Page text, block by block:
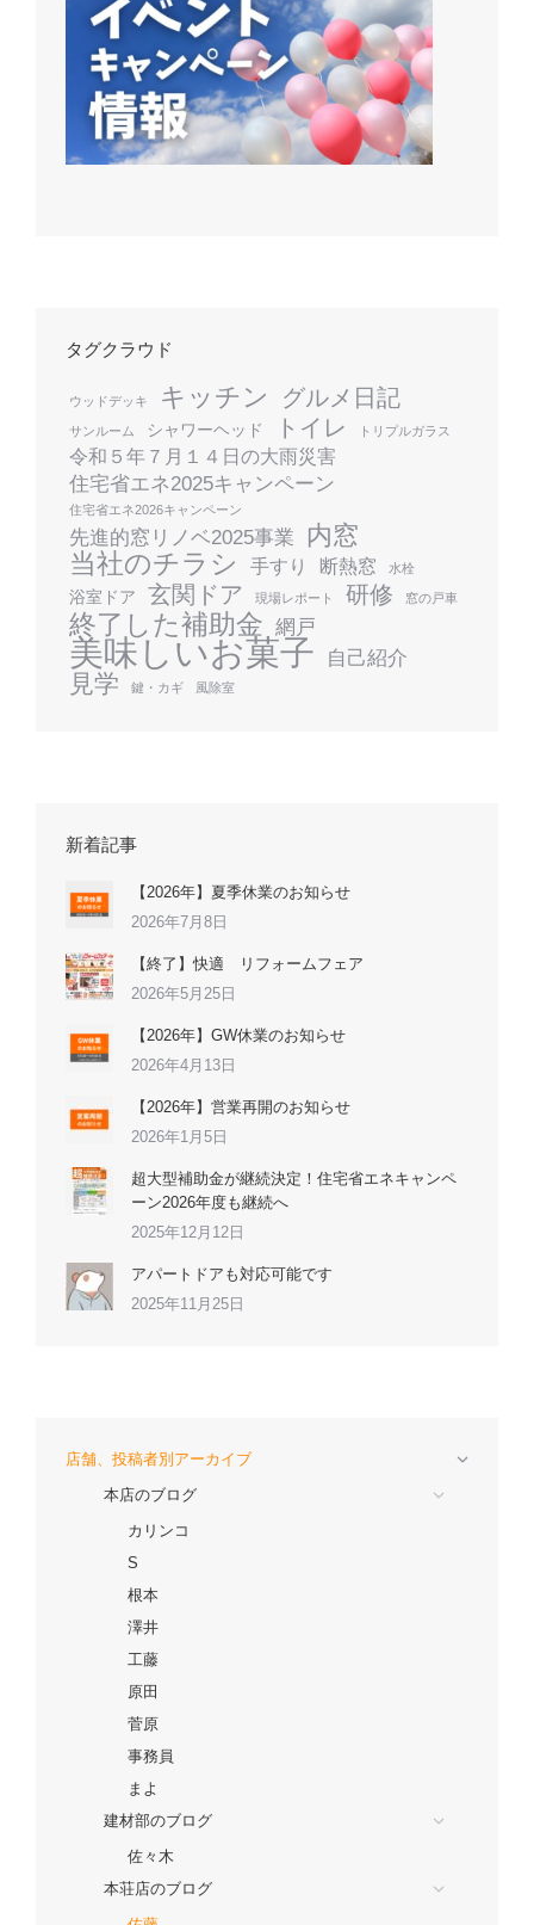
タグクラウド
ウッドデッキ キッチン グルメ日記
サンルーム シャワーヘッド トイレ トリプルガラス
令和５年７月１４日の大雨災害
住宅省エネ2025キャンペーン
住宅省エネ2026キャンペーン
先進的窓リノベ2025事業 内窓
当社のチラシ 手すり 断熱窓 水栓
浴室ドア 玄関ドア 現場レポート 研修 窓の戸車
終了した補助金 網戸
美味しいお菓子 自己紹介
見学 鍵・カギ 風除室
新着記事
【2026年】夏季休業のお知らせ
2026年7月8日
【終了】快適 リフォームフェア
2026年5月25日
【2026年】GW休業のお知らせ
2026年4月13日
【2026年】営業再開のお知らせ
2026年1月5日
超大型補助金が継続決定！住宅省エネキャンペ
ーン2026年度も継続へ
2025年12月12日
アパートドアも対応可能です
2025年11月25日
店舗、投稿者別アーカイブ
本店のブログ
カリンコ
S
根本
澤井
工藤
原田
菅原
事務員
まよ
建材部のブログ
佐々木
本荘店のブログ